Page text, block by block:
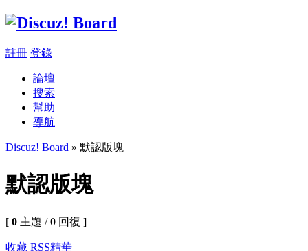
註冊 登錄
論壇
搜索
幫助
導航
Discuz! Board » 默認版塊
默認版塊
[ 0 主題 / 0 回復 ]
收藏 RSS精華